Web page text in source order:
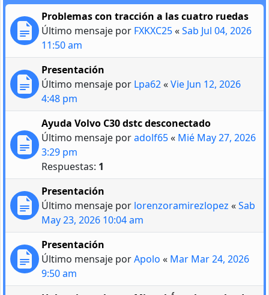
Problemas con tracción a las cuatro ruedas
Último mensaje por FXKXC25«Sab Jul 04, 2026
11:50 am
Presentación
Último mensaje por Lpa62«Vie Jun 12, 2026
4:48 pm
Ayuda Volvo C30 dstc desconectado
Último mensaje poradolf65« Mié May 27, 2026
3:29 pm
Respuestas: 1
Presentación
Último mensaje por lorenzoramirezlopez «Sab
May 23, 2026 10:04 am
Presentación
Último mensaje porApolo « Mar Mar 24, 2026
9:50 am